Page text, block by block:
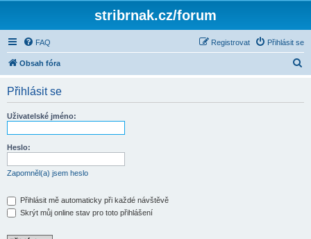
stribrnak.cz/forum
FAQ Přihlásit se
Registrovat
Obsah fóra
Přihlásit se
Uživatelské jméno:
Heslo:
Zapomněl(a) jsem heslo
Přihlásit mě automaticky při každé návštěvě
Skrýt můj online stav pro toto přihlášení